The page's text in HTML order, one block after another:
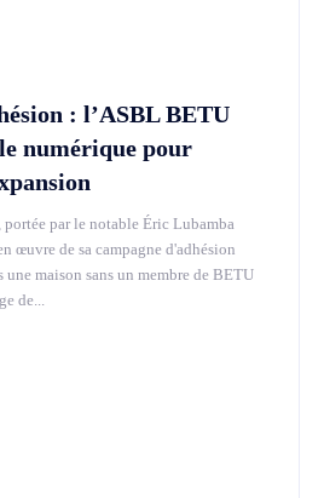
: l’ASBL BETU
numérique pour
par le notable Éric Lubamba
œuvre de sa campagne d'adhésion
une maison sans un membre de BETU
de...